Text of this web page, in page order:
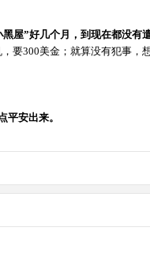
屋”好几个月，到现在都没有遣
要300美金；就算没有犯事，
安出来。